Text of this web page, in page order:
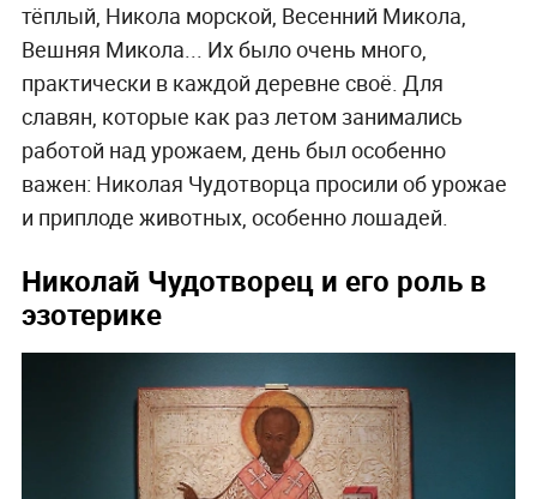
тёплый, Никола морской, Весенний Микола,
Вешняя Микола... Их было очень много,
практически в каждой деревне своё. Для
славян, которые как раз летом занимались
работой над урожаем, день был особенно
важен: Николая Чудотворца просили об урожае
и приплоде животных, особенно лошадей.
Николай Чудотворец и его роль в
эзотерике